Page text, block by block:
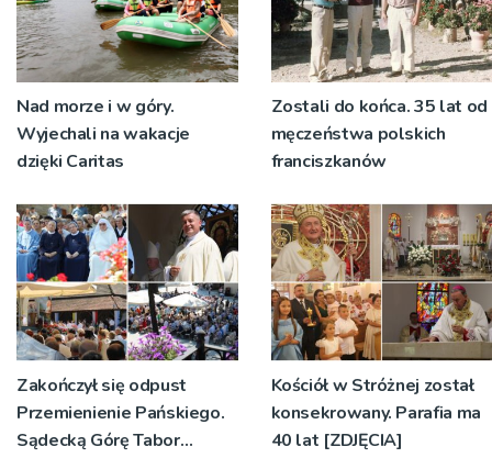
Nad morze i w góry.
Wyjechali na wakacje
dzięki Caritas
Zostali do końca. 35 lat od
męczeństwa polskich
franciszkanów
Zakończył się odpust
Przemienienie Pańskiego.
Sądecką Górę Tabor
Kościół w Stróżnej został
konsekrowany. Parafia ma
40 lat [ZDJĘCIA]